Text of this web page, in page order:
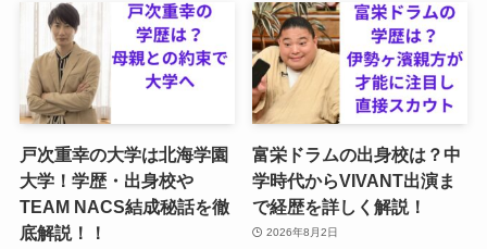
戸次重幸の大学は北海学園
大学！学歴・出身校や
TEAM NACS結成秘話を徹
底解説！！
富栄ドラムの出身校は？中
学時代からVIVANT出演ま
で経歴を詳しく解説！
2026年8月2日